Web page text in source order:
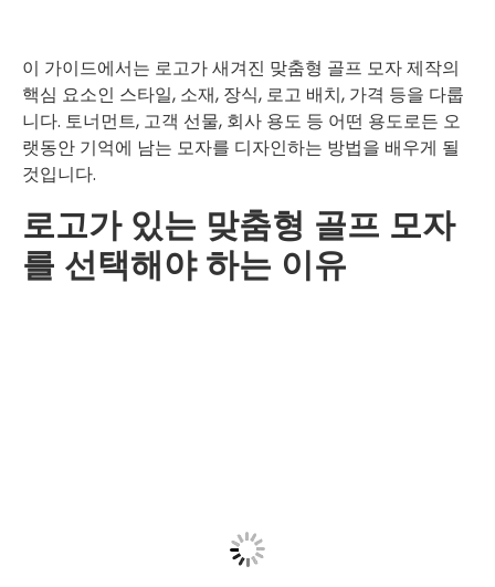
이 가이드에서는 로고가 새겨진 맞춤형 골프 모자 제작의
핵심 요소인 스타일, 소재, 장식, 로고 배치, 가격 등을 다룹
니다. 토너먼트, 고객 선물, 회사 용도 등 어떤 용도로든 오
랫동안 기억에 남는 모자를 디자인하는 방법을 배우게 될
것입니다.
로고가 있는 맞춤형 골프 모자
를 선택해야 하는 이유